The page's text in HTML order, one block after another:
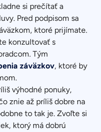
si prečítať a
Pred podpisom sa
ktoré prijímate.
konzultovať s
Tým
záväzkov, ktoré by
výhodné ponuky,
znie až príliš dobre na
to tak je. Zvoľte si
ktorý má dobrú